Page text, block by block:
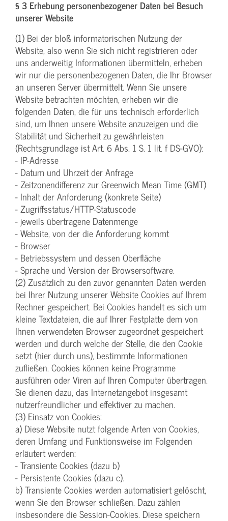
§ 3 Erhebung personenbezogener Daten bei Besuch
unserer Website
(1) Bei der bloß informatorischen Nutzung der
Website, also wenn Sie sich nicht registrieren oder
uns anderweitig Informationen übermitteln, erheben
wir nur die personenbezogenen Daten, die Ihr Browser
an unseren Server übermittelt. Wenn Sie unsere
Website betrachten möchten, erheben wir die
folgenden Daten, die für uns technisch erforderlich
sind, um Ihnen unsere Website anzuzeigen und die
Stabilität und Sicherheit zu gewährleisten
(Rechtsgrundlage ist Art. 6 Abs. 1 S. 1 lit. f DS-GVO):
- IP-Adresse
- Datum und Uhrzeit der Anfrage
- Zeitzonendifferenz zur Greenwich Mean Time (GMT)
- Inhalt der Anforderung (konkrete Seite)
- Zugriffsstatus/HTTP-Statuscode
- jeweils übertragene Datenmenge
- Website, von der die Anforderung kommt
- Browser
- Betriebssystem und dessen Oberfläche
- Sprache und Version der Browsersoftware.
(2) Zusätzlich zu den zuvor genannten Daten werden
bei Ihrer Nutzung unserer Website Cookies auf Ihrem
Rechner gespeichert. Bei Cookies handelt es sich um
kleine Textdateien, die auf Ihrer Festplatte dem von
Ihnen verwendeten Browser zugeordnet gespeichert
werden und durch welche der Stelle, die den Cookie
setzt (hier durch uns), bestimmte Informationen
zufließen. Cookies können keine Programme
ausführen oder Viren auf Ihren Computer übertragen.
Sie dienen dazu, das Internetangebot insgesamt
nutzerfreundlicher und effektiver zu machen.
(3) Einsatz von Cookies:
a) Diese Website nutzt folgende Arten von Cookies,
deren Umfang und Funktionsweise im Folgenden
erläutert werden:
- Transiente Cookies (dazu b)
- Persistente Cookies (dazu c).
b) Transiente Cookies werden automatisiert gelöscht,
wenn Sie den Browser schließen. Dazu zählen
insbesondere die Session-Cookies. Diese speichern